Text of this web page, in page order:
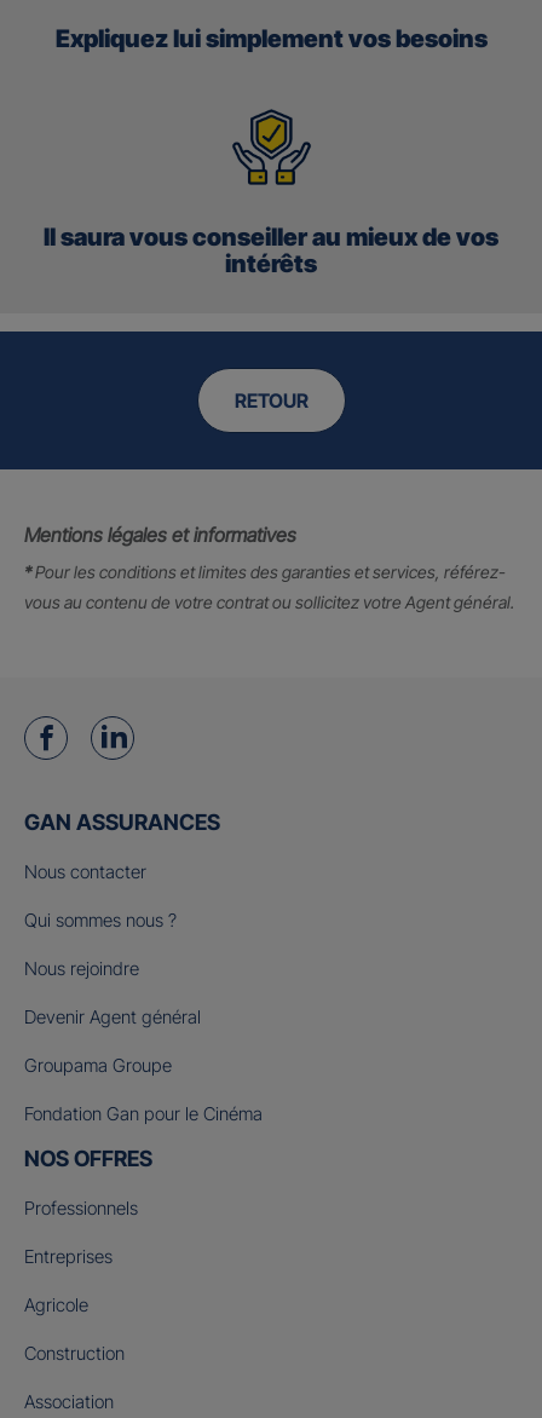
Expliquez lui simplement vos besoins
Il saura vous conseiller au mieux de vos
intérêts
RETOUR
Mentions légales et informatives
*Pour les conditions et limites des garanties et services, référez-
vous au contenu de votre contrat ou sollicitez votre Agent général.
GAN ASSURANCES
Nous contacter
Qui sommes nous ?
Nous rejoindre
Devenir Agent général
Groupama Groupe
Fondation Gan pour le Cinéma
NOS OFFRES
Professionnels
Entreprises
Agricole
Construction
Association